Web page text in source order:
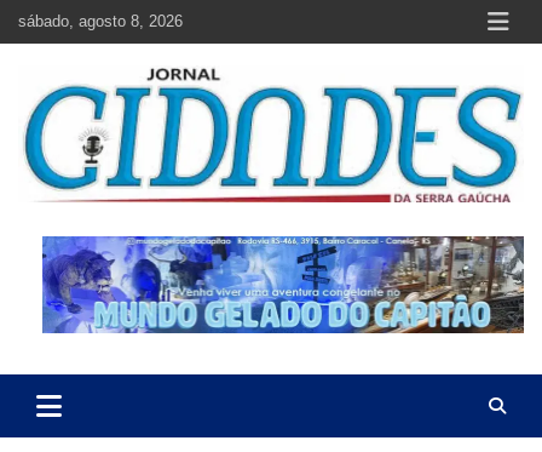
sábado, agosto 8, 2026
Jornal Cidades da Serra Gaúcha